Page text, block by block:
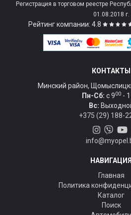
Регистрация в торговом реестре
01.08.2018 г.
Рейтинг компании: 4.8
КОНТАКТЫ
Минский район,
Пн-Сб: c 900 -
Вс:
+375 (29) 188-
НАВИГАЦИЯ
Главная
Политика
Каталог
Поиск